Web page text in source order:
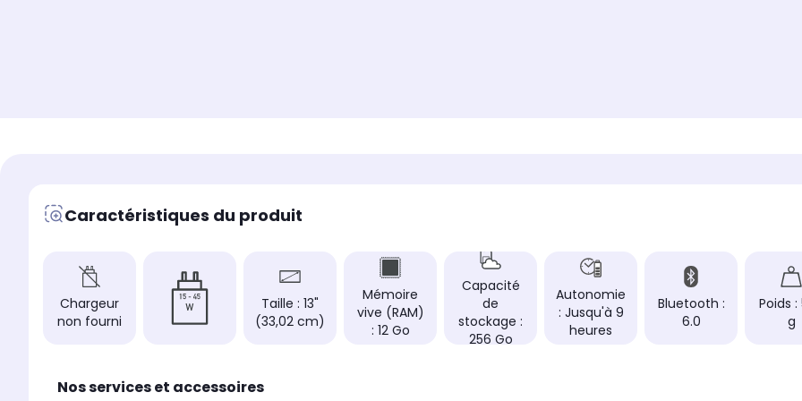
Caractéristiques du produit
Chargeur
non fourni
Taille : 13"
(33,02 cm)
Mémoire
vive (RAM)
: 12 Go
Capacité
de
stockage :
256 Go
Autonomie
: Jusqu'à 9
heures
Bluetooth :
6.0
Poids :
g
Nos services et accessoires